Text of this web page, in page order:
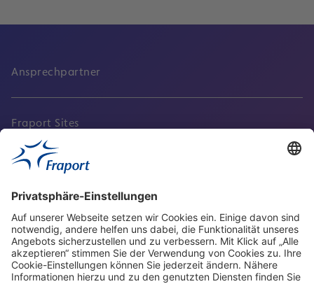
Ansprechpartner
Fraport Sites
Aktuell
Service